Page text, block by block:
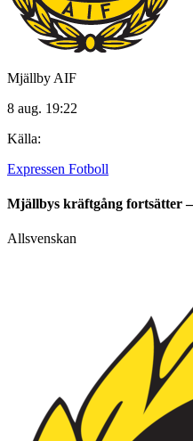
Mjällby AIF
8 aug. 19:22
Källa:
Expressen Fotboll
Mjällbys kräftgång fortsätter
Allsvenskan